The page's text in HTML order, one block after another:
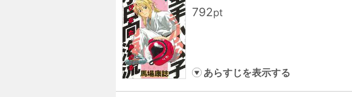
792pt
あらすじを表示する